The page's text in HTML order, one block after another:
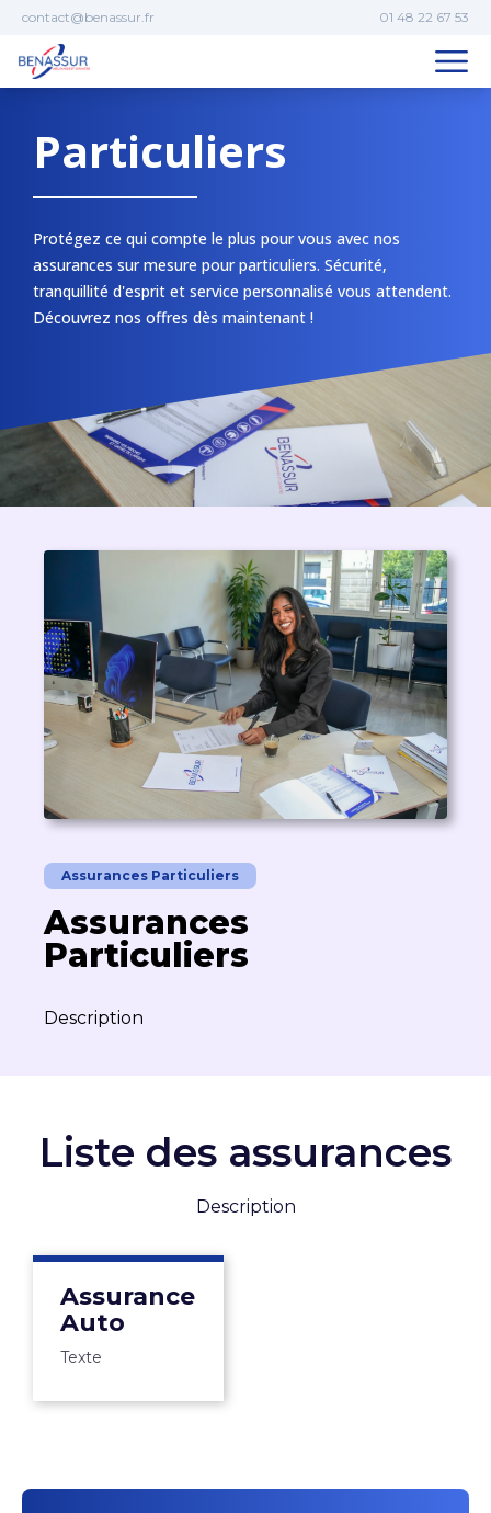
Aller au contenu
contact@benassur.fr 01 48 22 67 53
Particuliers
Protégez ce qui compte le plus pour vous avec nos
assurances sur mesure pour particuliers. Sécurité,
tranquillité d'esprit et service personnalisé vous attendent.
Découvrez nos offres dès maintenant !
Assurances Particuliers
Assurances
Particuliers
Description
Liste des assurances
Description
Assurance
Auto
Texte